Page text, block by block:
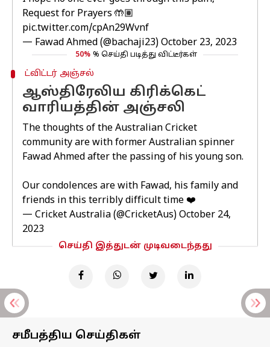
Request for Prayers 🤲🏽
pic.twitter.com/cpAn29Wvnf
— Fawad Ahmed (@bachaji23) October 23, 2023
50% % செய்தி படித்து விட்டீர்கள்
ட்விட்டர் அஞ்சல்
ஆஸ்திரேலிய கிரிக்கெட்
வாரியத்தின் அஞ்சலி
The thoughts of the Australian Cricket
community are with former Australian spinner
Fawad Ahmed after the passing of his young son.
Our condolences are with Fawad, his family and
friends in this terribly difficult time ❤️
— Cricket Australia (@CricketAus) October 24,
2023
செய்தி இத்துடன் முடிவடைந்தது
சமீபத்திய செய்திகள்